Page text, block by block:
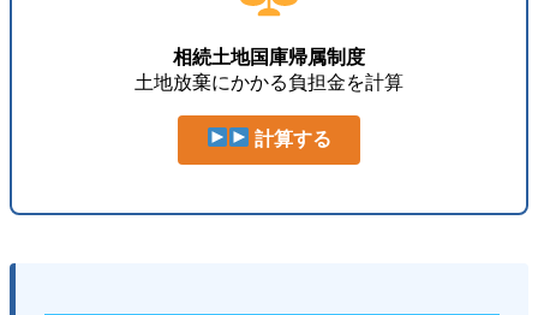
相続土地国庫帰属制度
土地放棄にかかる負担金を計算
計算する